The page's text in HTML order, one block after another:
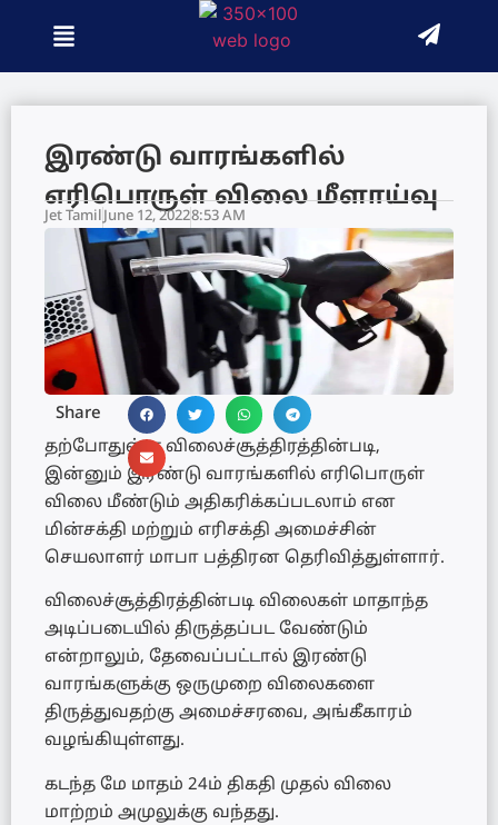
இரண்டு வாரங்களில்
எரிபொருள் விலை மீளாய்வு
Jet Tamil June 12, 20228:53 AM
Share
தற்போதுள்ள விலைச்சூத்திரத்தின்படி,
இன்னும் இரண்டு வாரங்களில் எரிபொருள்
விலை மீண்டும் அதிகரிக்கப்படலாம் என
மின்சக்தி மற்றும் எரிசக்தி அமைச்சின்
செயலாளர் மாபா பத்திரன தெரிவித்துள்ளார்.
விலைச்சூத்திரத்தின்படி விலைகள் மாதாந்த
அடிப்படையில் திருத்தப்பட வேண்டும்
என்றாலும், தேவைப்பட்டால் இரண்டு
வாரங்களுக்கு ஒருமுறை விலைகளை
திருத்துவதற்கு அமைச்சரவை, அங்கீகாரம்
வழங்கியுள்ளது.
கடந்த மே மாதம் 24ம் திகதி முதல் விலை
மாற்றம் அமுலுக்கு வந்தது.